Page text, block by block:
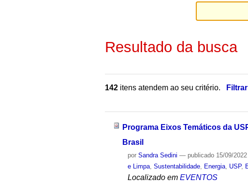
Resultado da busca
142 itens atendem ao seu critério.
Programa Eixos Temáticos da
Brasil
porSandra Sedini — publicado 15/09/
e Limpa ,Sustentabilidade Energia USP,
Localizado em EVENTOS